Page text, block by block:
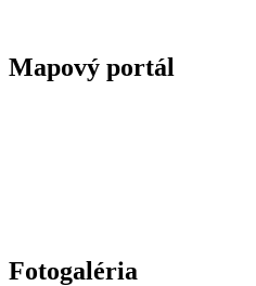
Mapový portál
Fotogaléria